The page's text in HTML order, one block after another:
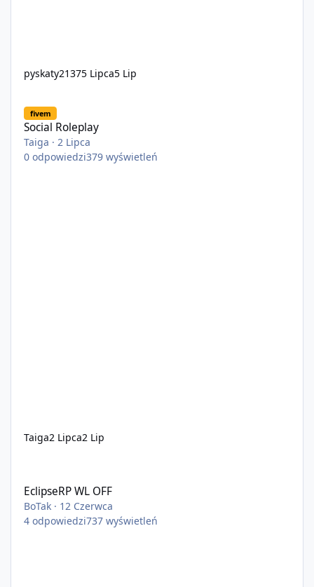
pyskaty21375 Lipca5 Lip
fivem
Social Roleplay
Taiga ·2 Lipca
0 odpowiedzi379 wyświetleń
Taiga2 Lipca2 Lip
EclipseRP WL OFF
BoTak · 12 Czerwca
4 odpowiedzi737 wyświetleń